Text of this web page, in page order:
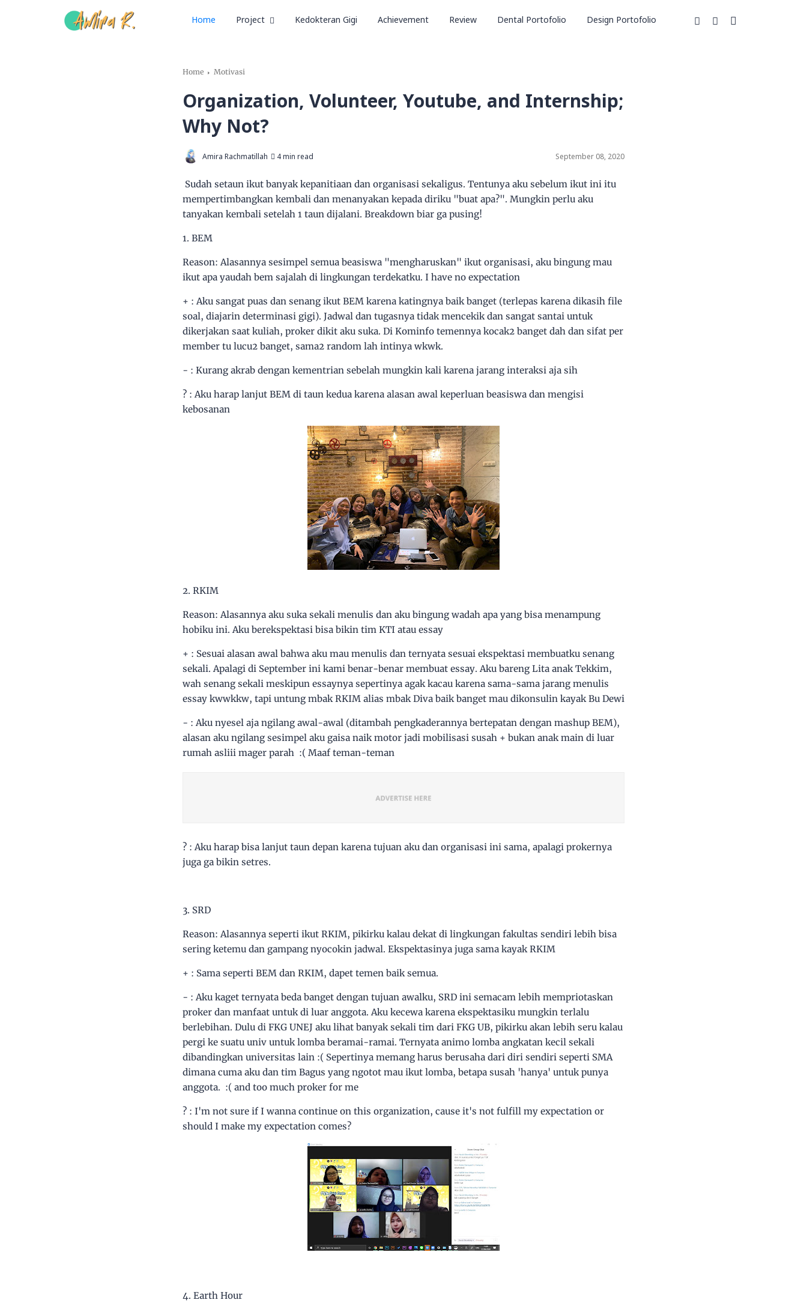
Home Project Kedokteran Gigi Achievement Review Dental Portofolio Design Portofolio
Home Motivasi
Organization, Volunteer, Youtube, and Internship;
Why Not?
Amira Rachmatillah 4 min read September 08, 2020
Sudah setaun ikut banyak kepanitiaan dan organisasi sekaligus. Tentunya aku sebelum ikut ini itu
mempertimbangkan kembali dan menanyakan kepada diriku "buat apa?". Mungkin perlu aku
tanyakan kembali setelah 1 taun dijalani. Breakdown biar ga pusing!
1. BEM
Reason: Alasannya sesimpel semua beasiswa "mengharuskan" ikut organisasi, aku bingung mau
ikut apa yaudah bem sajalah di lingkungan terdekatku. I have no expectation
+ : Aku sangat puas dan senang ikut BEM karena katingnya baik banget (terlepas karena dikasih file
soal, diajarin determinasi gigi). Jadwal dan tugasnya tidak mencekik dan sangat santai untuk
dikerjakan saat kuliah, proker dikit aku suka. Di Kominfo temennya kocak2 banget dah dan sifat per
member tu lucu2 banget, sama2 random lah intinya wkwk.
- : Kurang akrab dengan kementrian sebelah mungkin kali karena jarang interaksi aja sih
? : Aku harap lanjut BEM di taun kedua karena alasan awal keperluan beasiswa dan mengisi
kebosanan
2. RKIM
Reason: Alasannya aku suka sekali menulis dan aku bingung wadah apa yang bisa menampung
hobiku ini. Aku berekspektasi bisa bikin tim KTI atau essay
+ : Sesuai alasan awal bahwa aku mau menulis dan ternyata sesuai ekspektasi membuatku senang
sekali. Apalagi di September ini kami benar-benar membuat essay. Aku bareng Lita anak Tekkim,
wah senang sekali meskipun essaynya sepertinya agak kacau karena sama-sama jarang menulis
essay kwwkkw, tapi untung mbak RKIM alias mbak Diva baik banget mau dikonsulin kayak Bu Dewi
- : Aku nyesel aja ngilang awal-awal (ditambah pengkaderannya bertepatan dengan mashup BEM),
alasan aku ngilang sesimpel aku gaisa naik motor jadi mobilisasi susah + bukan anak main di luar
rumah asliii mager parah :( Maaf teman-teman
? : Aku harap bisa lanjut taun depan karena tujuan aku dan organisasi ini sama, apalagi prokernya
juga ga bikin setres.
3. SRD
Reason: Alasannya seperti ikut RKIM, pikirku kalau dekat di lingkungan fakultas sendiri lebih bisa
sering ketemu dan gampang nyocokin jadwal. Ekspektasinya juga sama kayak RKIM
+ : Sama seperti BEM dan RKIM, dapet temen baik semua.
- : Aku kaget ternyata beda banget dengan tujuan awalku, SRD ini semacam lebih mempriotaskan
proker dan manfaat untuk di luar anggota. Aku kecewa karena ekspektasiku mungkin terlalu
berlebihan. Dulu di FKG UNEJ aku lihat banyak sekali tim dari FKG UB, pikirku akan lebih seru kalau
pergi ke suatu univ untuk lomba beramai-ramai. Ternyata animo lomba angkatan kecil sekali
dibandingkan universitas lain :( Sepertinya memang harus berusaha dari diri sendiri seperti SMA
dimana cuma aku dan tim Bagus yang ngotot mau ikut lomba, betapa susah 'hanya' untuk punya
anggota. :( and too much proker for me
? : I'm not sure if I wanna continue on this organization, cause it's not fulfill my expectation or
should I make my expectation comes?
4. Earth Hour